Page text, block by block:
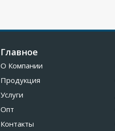
Главное
О Компании
Продукция
Услуги
Опт
Контакты